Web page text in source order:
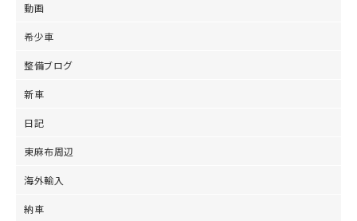
動画
希少車
整備ブログ
新車
日記
東麻布周辺
海外輸入
納車